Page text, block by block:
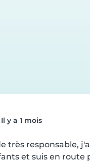
Il y a 1 mois
très responsable,
et suis en